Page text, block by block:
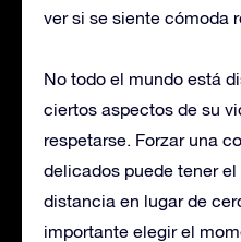
ver si se siente cómoda
No todo el mundo está
ciertos aspectos de su
respetarse. Forzar una
delicados puede tener
distancia en lugar de
importante elegir el